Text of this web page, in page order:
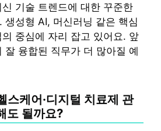
기술 트렌드에 대한 꾸준한
생성형 AI, 머신러닝 같은 핵심
중심에 자리 잡고 있어요. 앞
잘 융합된 직무가 더 많아질 예
스케어·디지털 치료제 관
도 될까요?